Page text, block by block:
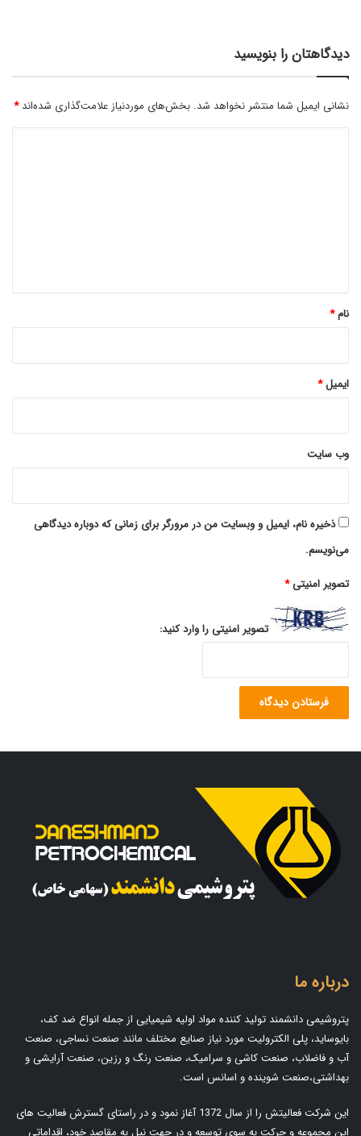
دیدگاهتان را بنویسید
نشانی ایمیل شما منتشر نخواهد شد. بخش‌های موردنیاز علامت‌گذاری شده‌اند*
نام*
ایمیل*
وب‌ سایت
ذخیره نام، ایمیل و وبسایت من در مرورگر برای زمانی که دوباره دیدگاهی
می‌نویسم.
تصویر امنیتی*
تصویر امنیتی را وارد کنید:
درباره ما
پتروشیمی دانشمند تولید کننده مواد اولیه شیمیایی از جمله انواع ضد کف،
بایوساید، پلی الکترولیت مورد نیاز صنایع مختلف مانند صنعت نساجی، صنعت
آب و فاضلاب، صنعت کاشی و سرامیک، صنعت رنگ و رزین، صنعت آرایشی و
بهداشتی،صنعت شوینده و اسانس است.
این شرکت فعالیتش را از سال 1372 آغاز نمود و در راستای گسترش فعالیت های
این مجموعه و حرکت به سوی توسعه و در جهت نیل به مقاصد خود، اقداماتی